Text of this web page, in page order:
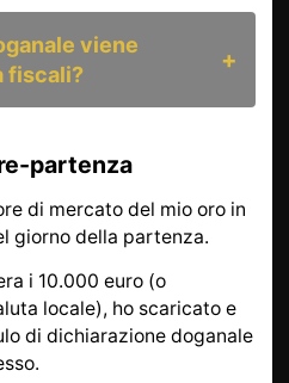
viene
fiscali?
partenza
di mercato del mio oro in
giorno della partenza.
i 10.000 euro (o
locale), ho scaricato e
di dichiarazione doganale